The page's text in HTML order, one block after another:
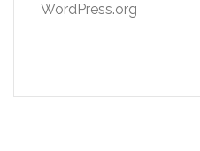
WordPress.org